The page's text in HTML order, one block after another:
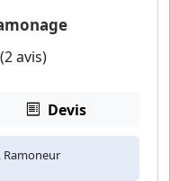
(2 avis)
Devis
Ramoneur